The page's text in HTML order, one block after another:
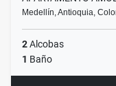
Medellín, Antioquia,
2Alcobas
1 Baño